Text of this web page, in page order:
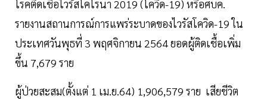
โรคติดเชื้อไวรัสโคโรนา 2019 (โควิด-19) หรือศบค.
รายงานสถานการณ์การแพร่ระบาดของไวรัสโควิด-19 ใน
ประเทศวันพุธที่ 3 พฤศจิกายน 2564 ยอดผู้ติดเชื้อเพิ่ม
ขึ้น 7,679 ราย
ผู้ป่วยสะสม(ตั้งแต่ 1 เม.ย.64) 1,906,579 ราย เสียชีวิต